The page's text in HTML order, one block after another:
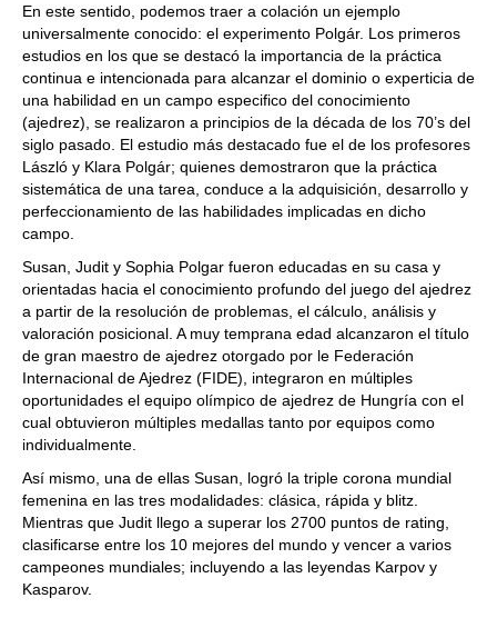
En este sentido, podemos traer a colación un ejemplo
universalmente conocido: el experimento Polgár. Los primeros
estudios en los que se destacó la importancia de la práctica
continua e intencionada para alcanzar el dominio o experticia de
una habilidad en un campo especifico del conocimiento
(ajedrez), se realizaron a principios de la década de los 70’s del
siglo pasado. El estudio más destacado fue el de los profesores
László y Klara Polgár; quienes demostraron que la práctica
sistemática de una tarea, conduce a la adquisición, desarrollo y
perfeccionamiento de las habilidades implicadas en dicho
campo.
Susan, Judit y Sophia Polgar fueron educadas en su casa y
orientadas hacia el conocimiento profundo del juego del ajedrez
a partir de la resolución de problemas, el cálculo, análisis y
valoración posicional. A muy temprana edad alcanzaron el título
de gran maestro de ajedrez otorgado por le Federación
Internacional de Ajedrez (FIDE), integraron en múltiples
oportunidades el equipo olímpico de ajedrez de Hungría con el
cual obtuvieron múltiples medallas tanto por equipos como
individualmente.
Así mismo, una de ellas Susan, logró la triple corona mundial
femenina en las tres modalidades: clásica, rápida y blitz.
Mientras que Judit llego a superar los 2700 puntos de rating,
clasificarse entre los 10 mejores del mundo y vencer a varios
campeones mundiales; incluyendo a las leyendas Karpov y
Kasparov.